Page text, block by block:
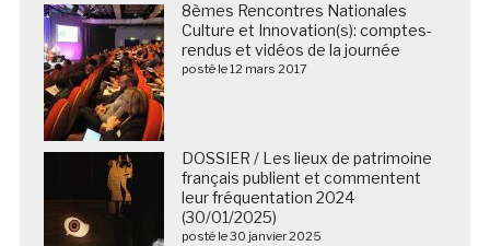
8èmes Rencontres Nationales
Culture et Innovation(s): comptes-
rendus et vidéos de la journée
posté le 12 mars 2017
DOSSIER / Les lieux de patrimoine
français publient et commentent
leur fréquentation 2024
(30/01/2025)
posté le 30 janvier 2025